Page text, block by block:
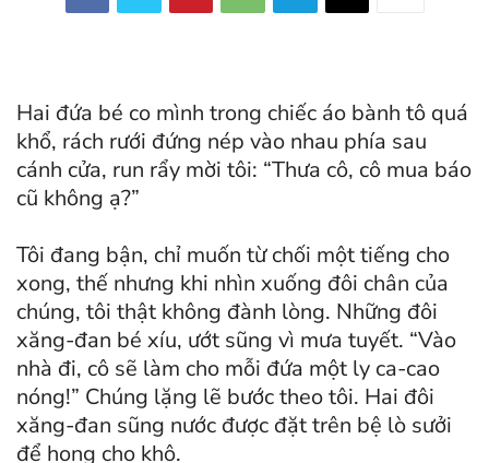
Hai đứa bé co mình trong chiếc áo bành tô quá
khổ, rách rưới đứng nép vào nhau phía sau
cánh cửa, run rẩy mời tôi: “Thưa cô, cô mua báo
cũ không ạ?”
Tôi đang bận, chỉ muốn từ chối một tiếng cho
xong, thế nhưng khi nhìn xuống đôi chân của
chúng, tôi thật không đành lòng. Những đôi
xăng-đan bé xíu, ướt sũng vì mưa tuyết. “Vào
nhà đi, cô sẽ làm cho mỗi đứa một ly ca-cao
nóng!” Chúng lặng lẽ bước theo tôi. Hai đôi
xăng-đan sũng nước được đặt trên bệ lò sưởi
để hong cho khô.